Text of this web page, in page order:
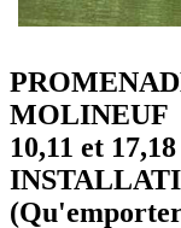
MOLINEUF
10,11 et